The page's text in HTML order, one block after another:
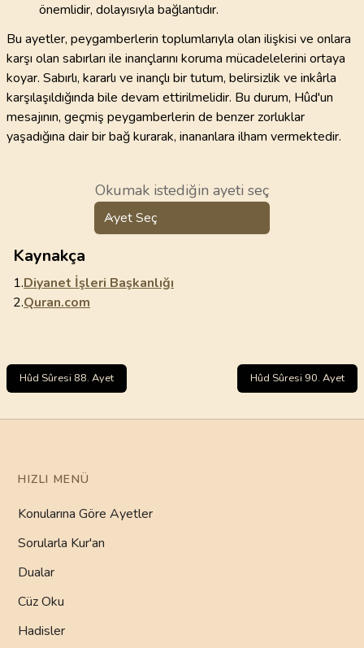
önemlidir, dolayısıyla bağlantıdır.
Bu ayetler, peygamberlerin toplumlarıyla olan ilişkisi ve onlara
karşı olan sabırları ile inançlarını koruma mücadelelerini ortaya
koyar. Sabırlı, kararlı ve inançlı bir tutum, belirsizlik ve inkârla
karşılaşıldığında bile devam ettirilmelidir. Bu durum, Hûd'un
mesajının, geçmiş peygamberlerin de benzer zorluklar
yaşadığına dair bir bağ kurarak, inananlara ilham vermektedir.
Okumak istediğin ayeti seç
Ayet Seç
Kaynakça
1.Diyanet İşleri Başkanlığı
2.Quran.com
Hûd Sûresi 88. Ayet Hûd Sûresi 90. Ayet
HIZLI MENÜ
Konularına Göre Ayetler
Sorularla Kur'an
Dualar
Cüz Oku
Hadisler